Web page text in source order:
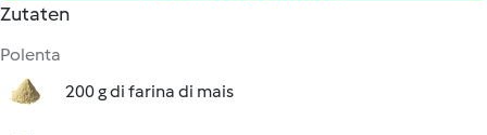
Zutaten
Polenta
200 g di farina di mais